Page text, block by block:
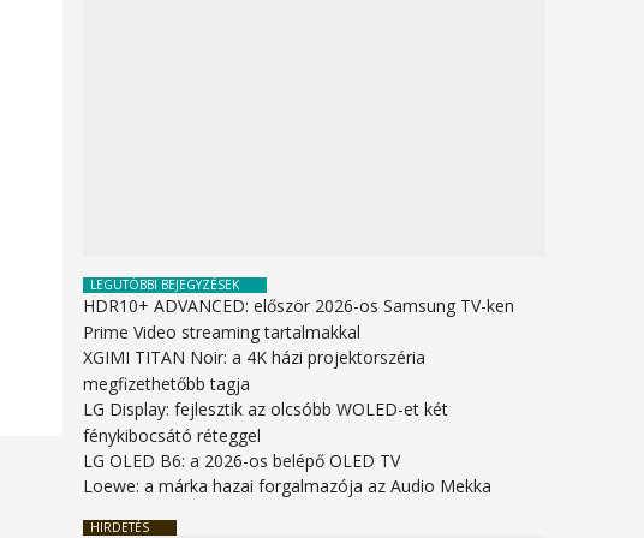
LEGUTÓBBI BEJEGYZÉSEK
HDR10+ ADVANCED: először 2026-os Samsung TV-ken
Prime Video streaming tartalmakkal
XGIMI TITAN Noir: a 4K házi projektorszéria
megfizethetőbb tagja
LG Display: fejlesztik az olcsóbb WOLED-et két
fénykibocsátó réteggel
LG OLED B6: a 2026-os belépő OLED TV
Loewe: a márka hazai forgalmazója az Audio Mekka
HIRDETÉS